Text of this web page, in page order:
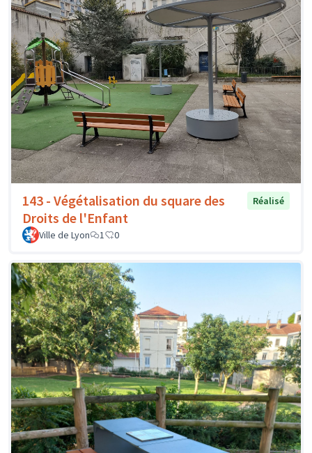
143 - Végétalisation du square des
Droits de l'Enfant
Réalisé
Ville de Lyon 1 0